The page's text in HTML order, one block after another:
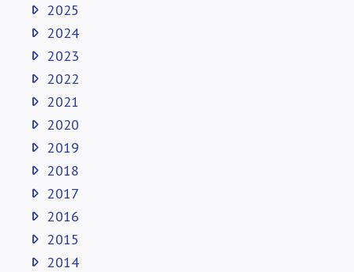
2025
2024
2023
2022
2021
2020
2019
2018
2017
2016
2015
2014